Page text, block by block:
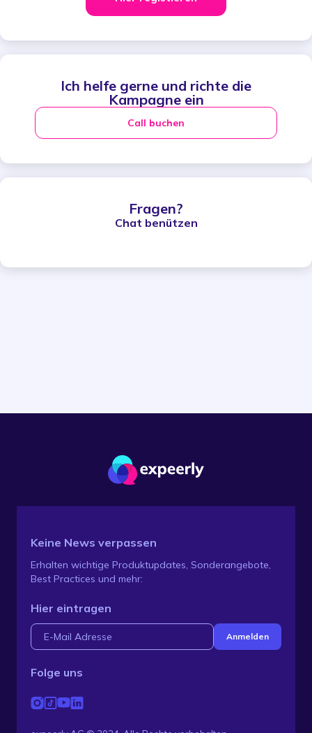
Ich helfe gerne und richte die
Kampagne ein
Call buchen
Fragen?
Chat benützen
Keine News verpassen
Erhalten wichtige Produktupdates, Sonderangebote,
Best Practices und mehr:
Hier eintragen
Folge uns